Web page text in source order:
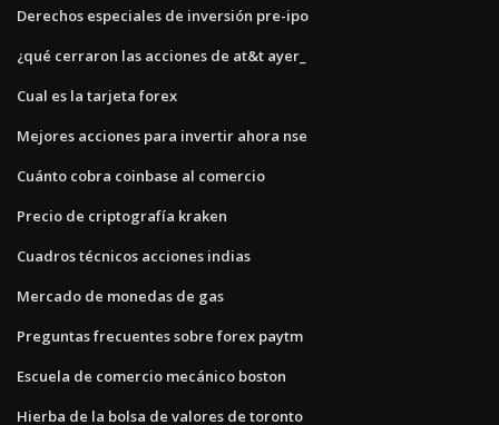
Derechos especiales de inversión pre-ipo
¿qué cerraron las acciones de at&t ayer_
Cual es la tarjeta forex
Mejores acciones para invertir ahora nse
Cuánto cobra coinbase al comercio
Precio de criptografía kraken
Cuadros técnicos acciones indias
Mercado de monedas de gas
Preguntas frecuentes sobre forex paytm
Escuela de comercio mecánico boston
Hierba de la bolsa de valores de toronto